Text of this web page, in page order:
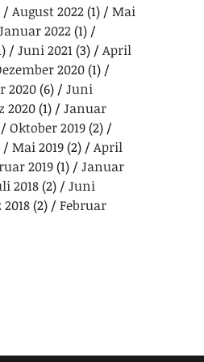
August 2022(1)
Mai
2022(1)
Juni 2021(3)
April
2020(1)
2020(6)
Juni
2020(1)
Januar
Oktober 2019(2)
Mai 2019(2)
April
2019(1)
Januar
2018(2)
Juni
(2)
Februar